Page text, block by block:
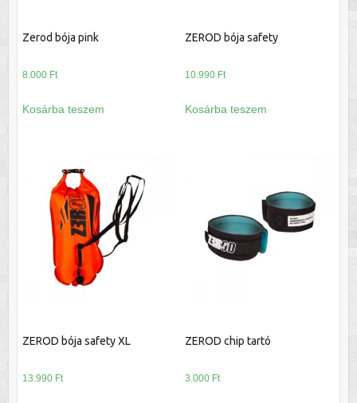
Zerod bója pink
8.000 Ft
Kosárba teszem
ZEROD bója safety
10.990 Ft
Kosárba teszem
ZEROD bója safety XL
13.990 Ft
ZEROD chip tartó
3.000 Ft